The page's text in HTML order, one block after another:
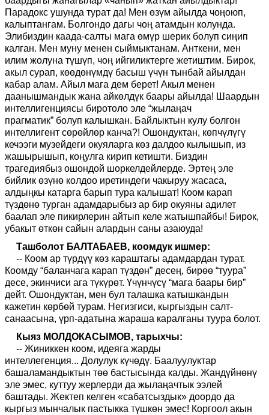
Парадокс ушунда турат да! Мен өзүм айылда чоңоюп,
калыптангам. Болгондо дагы чоң атамдын колунда.
Элибиздин каада-салты мага өмүр шерик болуп сиңип
калган. Мен муну менен сыймыктанам. Анткени, мен
илим жолуна түшүп, чоң ийгиликтерге жетиштим. Бирок,
акыл сурап, көөдөнүмдү басыш үчүн тынбай айылдан
кабар алам. Айыл мага дем берет! Акыл менен
даанышмандык жана айкөлдүк баары айылда! Шаардын
интеллигенциясы биротоло эле “жылаңач
прагматик” болуп калышкан. Байлыктын кулу болгон
интеллигент сөрөйлөр канча?! Ошондуктан, көпчүлүгү
кечээги музейдеги окуяларга көз далдоо кылышып, из
жашырышып, коңулга кирип кетишти. Биздин
трагедиябыз ошондой шоркелдейлерде. Эртең эле
бийлик өзүнө колдоо иретиндеги чакыруу жасаса,
алдыңкы катарга барып тура калышат! Коом карап
түздөнө турган адамдарыбыз ар бир окуяны адилет
баалап эле пикирлерин айтып келе жатышпайбы! Бирок,
убакыт өткөн сайын алардын саны азаюуда!
Ташболот БАЛТАБАЕВ, коомдук ишмер:
-- Коом ар түрдүү көз караштагы адамдардан турат.
Коомду “баланчага карап түздөн” десең, бирөө “туура”
десе, экинчиси ага түкүрөт. Үчүнчүсү “мага баары бир”
дейт. Ошондуктан, мен бул талашка катышкандын
кажетин көрбөй турам. Негизгиси, кыргыздын салт-
санаасына, үрп-адатына жараша каралганы туура болот.
Кыяз МОЛДОКАСЫМОВ, тарыхчы:
-- Жиниккен коом, идеяга жарды
интеллегенция... Долулук күчөдү. Баалуулуктар
башаламандыктын төө бастысында калды. Жандүйнөнү
эле эмес, куттуу жерлерди да жылаңачтык ээлей
баштады. Жектеп келген «сабатсыздык» доордо да
кыргыз мынчалык пастыкка түшкөн эмес! Коргоол акын